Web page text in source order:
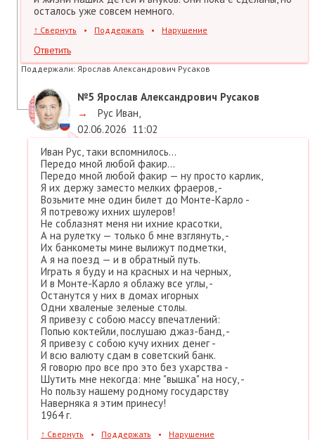
осталось уже совсем немного.
↑ Свернуть • Поддержать • Нарушение
Ответить
Поддержали: Ярослав Александрович Русаков
№5 Ярослав Александрович Русаков
→
Рус Иван
02.06.2026 11:02
Иван Рус, таки вспомнилось...
Передо мной любой факир…
Передо мной любой факир — ну просто карлик,
Я их держу заместо мелких фраеров, -
Возьмите мне один билет до Монте-Карло -
Я потревожу ихних шулеров!
Не соблазнят меня ни ихние красотки,
А на рулетку — только б мне взглянуть, -
Их банкометы мине вылижут подметки,
А я на поезд — и в обратный путь.
Играть я буду и на красных и на черных,
И в Монте-Карло я облажу все углы, -
Останутся у них в домах игорных
Одни хваленые зеленые столы.
Я привезу с собою массу впечатлений:
Попью коктейли, послушаю джаз-банд, -
Я привезу с собою кучу ихних денег -
И всю валюту сдам в советский банк.
Я говорю про все про это без ухарства -
Шутить мне некогда: мне "вышка" на носу, -
Но пользу нашему родному государству
Наверняка я этим принесу!
1964 г.
↑ Свернуть • Поддержать • Нарушение